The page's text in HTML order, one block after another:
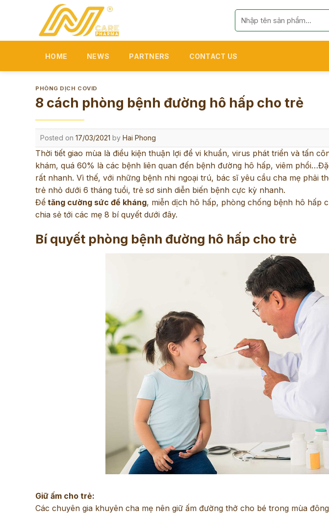
Search
for:
HOME NEWS PARTNERS CONTACT US
PHÒNG DỊCH COVID
8 cách phòng bệnh đường hô hấp cho trẻ
Posted on 17/03/2021 by Hai Phong
Thời tiết giao mùa là điều kiện thuận lợi để vi khuẩn, virus phát triển và tấn
khám, quá 60% là các bệnh liên quan đến bệnh đường hô hấp, viêm
rất nhanh. Vì thế, với những bệnh nhi ngoại trú, bác sĩ yêu cầu cha mẹ phải
trẻ nhỏ dưới 6 tháng tuổi, trẻ sơ sinh diễn biến bệnh cực kỳ nhanh.
Để tăng cường sức đề kháng, miễn dịch hô hấp, phòng chống bệnh hô hấp
chia sẻ tới các mẹ 8 bí quyết dưới đây.
Bí quyết phòng bệnh đường hô hấp cho trẻ
Giữ ấm cho trẻ:
Các chuyên gia khuyên cha mẹ nên giữ ấm đường thở cho bé trong mùa